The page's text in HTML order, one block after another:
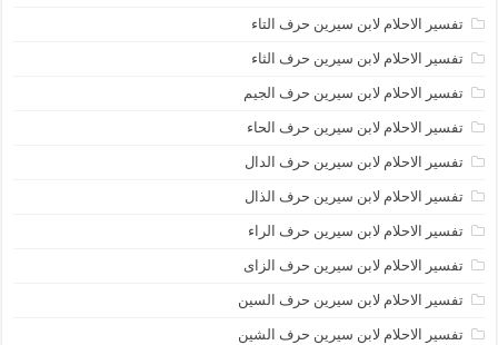
تفسير الاحلام لابن سيرين حرف التاء
تفسير الاحلام لابن سيرين حرف الثاء
تفسير الاحلام لابن سيرين حرف الجيم
تفسير الاحلام لابن سيرين حرف الحاء
تفسير الاحلام لابن سيرين حرف الدال
تفسير الاحلام لابن سيرين حرف الذال
تفسير الاحلام لابن سيرين حرف الراء
تفسير الاحلام لابن سيرين حرف الزاى
تفسير الاحلام لابن سيرين حرف السين
تفسير الاحلام لابن سيرين حرف الشين